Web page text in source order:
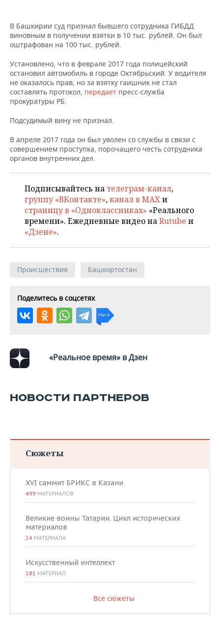
ТЕЛЕКОММУНИКАЦИИ
БИЗНЕС-БРАНЧИ
ONLINE-КОНФЕРЕНЦИИ
ОТКРЫТАЯ ЛЕКЦИЯ
ФУТБОЛ
ХОККЕЙ
БАСКЕТБОЛ
ВОЛЕЙБОЛ
КИБЕРСПОРТ
ФИГУРНОЕ КАТАНИЕ
ВОДНЫЕ ВИДЫ СПОРТА
ХОККЕЙ С МЯЧОМ
НОВОСТИ ОБЩЕСТВА
ВЛАСТЬ
ИНФРАСТРУКТУРА
ИСТОРИЯ
КУЛЬТУРА
МЕДИЦИНА
ОБРАЗОВАНИЕ
ПРОИСШЕСТВИЯ
ФОТОГАЛЕРЕЯ
СЮЖЕТЫ
СПРАВОЧНИК
СПИСОК ПЕРСОН
СПИСОК КОМПАНИЙ
ПОЛНАЯ ВЕРСИЯ
В Башкирии суд признал бывшего сотрудника ГИБДД
виновным в получении взятки в 10 тыс. рублей. Он был
оштрафован на 100 тыс. рублей.
Установлено, что в феврале 2017 года полицейский
остановил автомобиль в городе Октябрьский. У водителя
не оказалось прав, но за взятку гаишник не стал
составлять протокол, передает пресс-служба
прокуратуры РБ.
Подсудимый вину не признал.
В апреле 2017 года он был уволен со службы в связи с
совершением проступка, порочащего честь сотрудника
органов внутренних дел.
Подписывайтесь на телеграм-канал,
группу «ВКонтакте»,канал в MAXи
страницу в «Одноклассниках» «Реального
времени». Ежедневные видео наRutube и
«Дзене».
Происшествия Башкортостан
Поделитесь в соцсетях
«Реальное время» в Дзен
НОВОСТИ ПАРТНЕРОВ
Сюжеты
XVI саммит БРИКС в Казани
499 МАТЕРИАЛОВ
Великие воины Татарии. Цикл исторических
материалов
24 МАТЕРИАЛА
Искусственный интеллект
181 МАТЕРИАЛ
Все сюжеты